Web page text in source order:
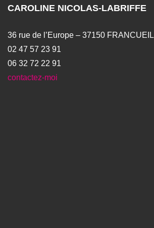
CAROLINE NICOLAS-LABRIFFE
36 rue de l’Europe – 37150 FRANCUEIL
02 47 57 23 91
06 32 72 22 91
contactez-moi